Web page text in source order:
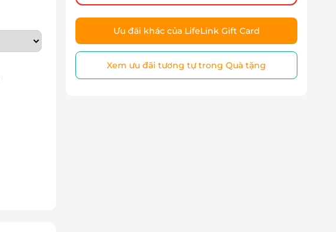
Ưu đãi khác của LifeLink Gift Card
Xem ưu đãi tương tự trong Quà tặng